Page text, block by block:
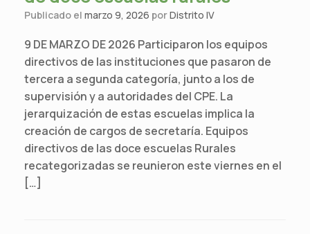
Publicado el marzo 9, 2026 porDistrito IV
9 DE MARZO DE 2026 Participaron los equipos
directivos de las instituciones que pasaron de
tercera a segunda categoría, junto a los de
supervisión y a autoridades del CPE. La
jerarquización de estas escuelas implica la
creación de cargos de secretaría. Equipos
directivos de las doce escuelas Rurales
recategorizadas se reunieron este viernes en el
[…]